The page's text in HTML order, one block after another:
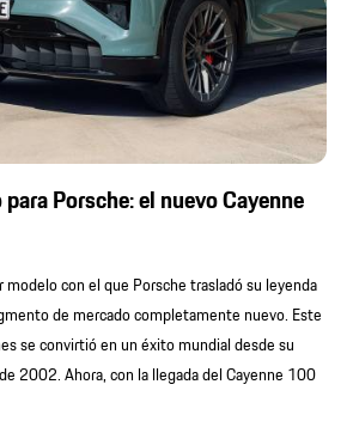
Porsche: el nuevo Cayenne
modelo con el que Porsche trasladó su leyenda
de mercado completamente nuevo. Este
se convirtió en un éxito mundial desde su
2002. Ahora, con la llegada del Cayenne 100